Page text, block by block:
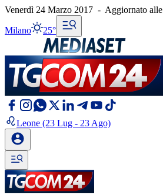
Venerdì 24 Marzo 2017 - Aggiornato alle
Milano 25°
Leone (23 Lug - 23 Ago)